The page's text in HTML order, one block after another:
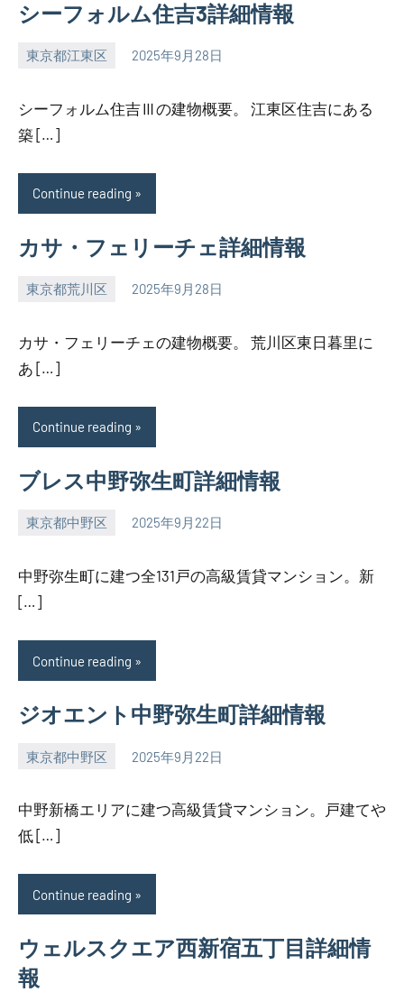
シーフォルム住吉3詳細情報
東京都江東区 2025年9月28日
SEZIMO
シーフォルム住吉Ⅲの建物概要。 江東区住吉にある
築 […]
Continue reading
カサ・フェリーチェ詳細情報
東京都荒川区 2025年9月28日
SEZIMO
カサ・フェリーチェの建物概要。 荒川区東日暮里に
あ […]
Continue reading
ブレス中野弥生町詳細情報
東京都中野区 2025年9月22日
SEZIMO
中野弥生町に建つ全131戸の高級賃貸マンション。新
[…]
Continue reading
ジオエント中野弥生町詳細情報
東京都中野区 2025年9月22日
SEZIMO
中野新橋エリアに建つ高級賃貸マンション。戸建てや
低 […]
Continue reading
ウェルスクエア西新宿五丁目詳細情
報